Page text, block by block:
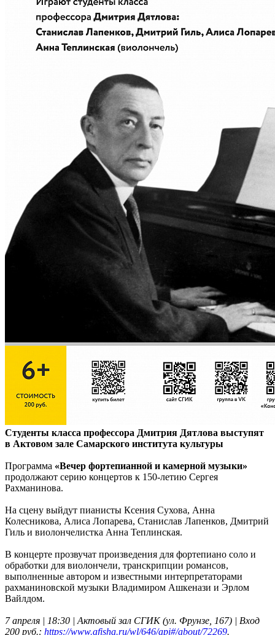
Студенты класса профессора Дмитрия Дятлова выступят
в Актовом зале Самарского института культуры
Программа «Вечер фортепианной и камерной музыки»
продолжают серию концертов к 150-летию Сергея
Рахманинова.
На сцену выйдут пианисты Ксения Сухова, Анна
Колесникова, Алиса Лопарева, Станислав Лапенков, Дмитрий
Гиль и виолончелистка Анна Теплинская.
В концерте прозвучат произведения для фортепиано соло и
обработки для виолончели, транскрипции романсов,
выполненные автором и известными интерпретаторами
рахманиновской музыки Владимиром Ашкенази и Эрлом
Вайлдом.
7 апреля | 18:30 | Актовый зал СГИК (ул. Фрунзе, 167) | Вход
200 руб.: https://www.afisha.ru/wl/646/api#/about/72269.